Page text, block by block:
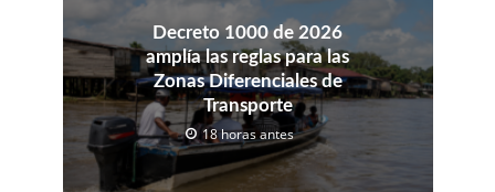
Decreto 1000 de 2026
amplía las reglas para las
Zonas Diferenciales de
Transporte
18 horas antes